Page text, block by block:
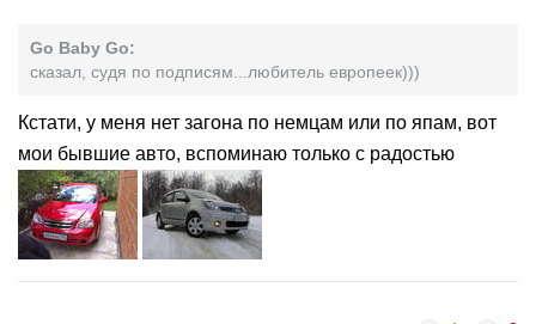
Go Baby Go:
сказал, судя по подписям...любитель европеек)))
Кстати, у меня нет загона по немцам или по япам, вот
мои бывшие авто, вспоминаю только с радостью